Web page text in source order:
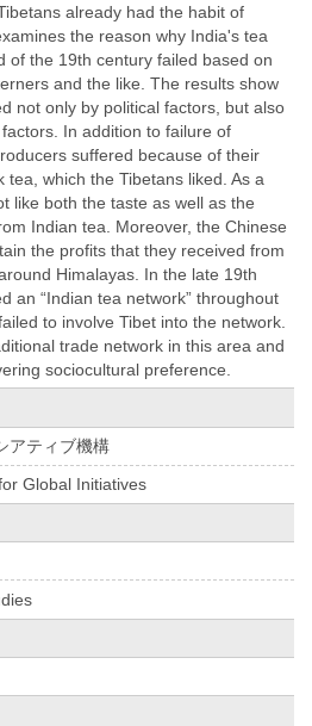
already had the habit of
the reason why India's tea
of the 19th century failed based on
and the like. The results show
not only by political factors, but also
In addition to failure of
suffered because of their
tea, which the Tibetans liked. As a
like both the taste as well as the
Indian tea. Moreover, the Chinese
the profits that they received from
Himalayas. In the late 19th
an “Indian tea network” throughout
to involve Tibet into the network.
trade network in this area and
sociocultural preference.
アティブ機構
Global Initiatives